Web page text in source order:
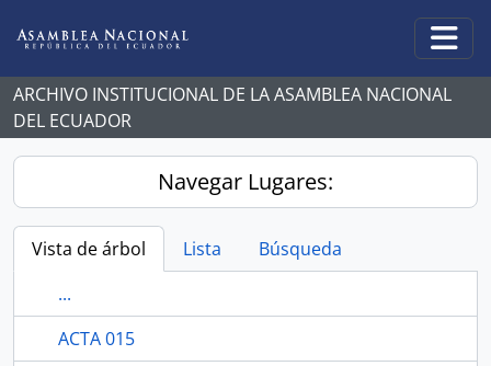
ARCHIVO INSTITUCIONAL DE LA ASAMBLEA NACIONAL
DEL ECUADOR
Navegar Lugares:
Vista de árbol Lista
Búsqueda
...
ACTA 015